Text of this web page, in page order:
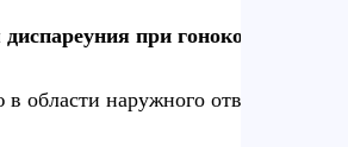
при гонококковой
области наружного отверстия